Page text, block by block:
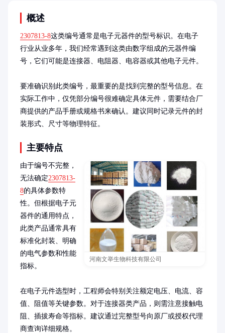
概述
2307813-8这类编号通常是电子元器件的型号标识。在电子
行业从业多年，我们经常遇到这类由数字组成的元器件编
号，它们可能是连接器、电阻器、电容器或其他电子元件。
要准确识别此类编号，最重要的是找到完整的型号信息。在
实际工作中，仅凭部分编号很难确定具体元件，需要结合厂
商提供的产品手册或规格书来确认。建议同时记录元件的封
装形式、尺寸等物理特征。
主要特点
河南文举生物科技有限公司
由于编号不完整，
无法确定2307813-
8的具体参数特
性。但根据电子元
器件的通用特点，
此类产品通常具有
标准化封装、明确
的电气参数和性能
指标。
在电子元件选型时，工程师会特别关注额定电压、电流、容
值、阻值等关键参数。对于连接器类产品，则需注意接触电
阻、插拔寿命等指标。建议通过完整型号向原厂或授权代理
商查询详细规格。